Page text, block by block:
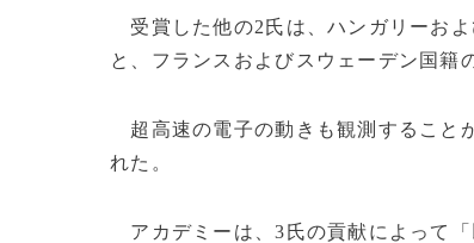
受賞した他の2氏は、ハンガリーお
と、フランスおよびスウェーデン国籍
超高速の電子の動きも観測すること
れた。
アカデミーは、3氏の貢献によって